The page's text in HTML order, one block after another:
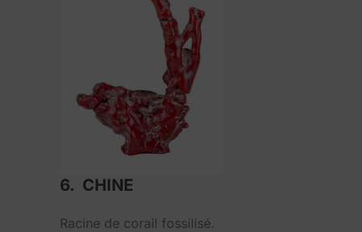
6. CHINE
Racine de corail fossilisé.